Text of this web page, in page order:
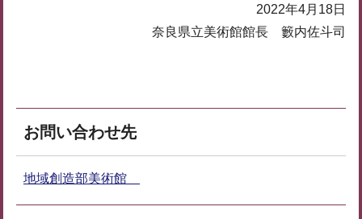
2022年4月18日
奈良県立美術館館長 籔内佐斗司
お問い合わせ先
地域創造部美術館